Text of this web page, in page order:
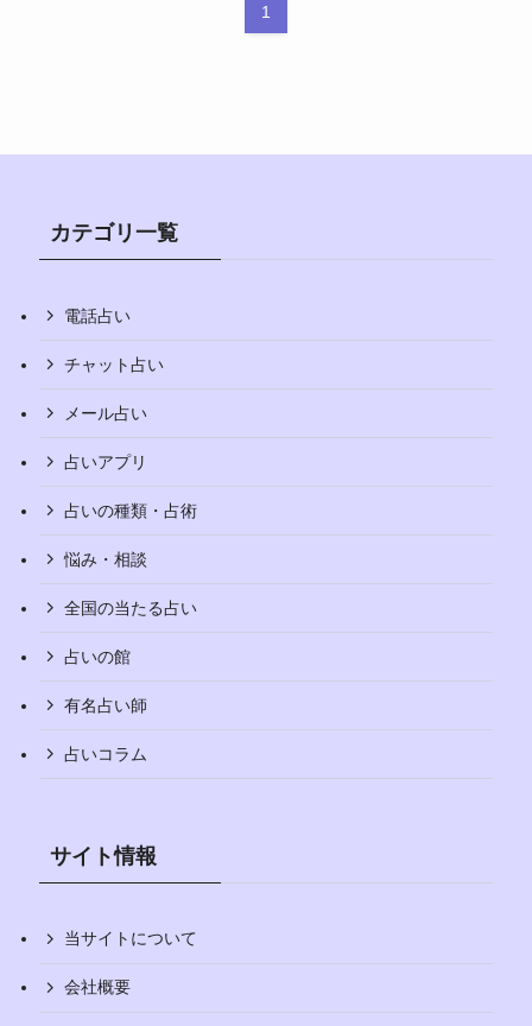
1
カテゴリ一覧
電話占い
チャット占い
メール占い
占いアプリ
占いの種類・占術
悩み・相談
全国の当たる占い
占いの館
有名占い師
占いコラム
サイト情報
当サイトについて
会社概要